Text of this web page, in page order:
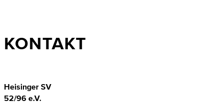
KONTAKT
Heisinger SV
52/96 e.V.